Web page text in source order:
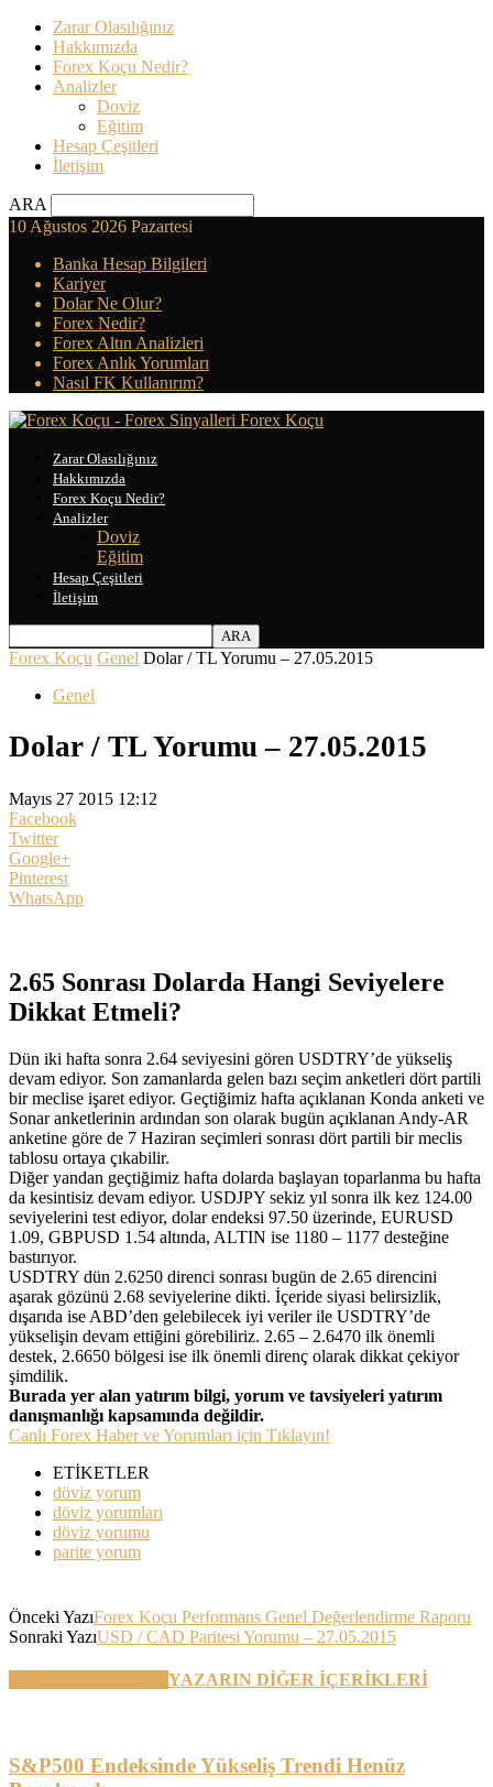
Zarar Olasılığınız
Hakkımızda
Forex Koçu Nedir?
Analizler
Doviz
Eğitim
Hesap Çeşitleri
İletişim
ARA
10 Ağustos 2026 Pazartesi
Banka Hesap Bilgileri
Kariyer
Dolar Ne Olur?
Forex Nedir?
Forex Altın Analizleri
Forex Anlık Yorumları
Nasıl FK Kullanırım?
Forex Koçu
Zarar Olasılığınız
Hakkımızda
Forex Koçu Nedir?
Analizler
Doviz
Eğitim
Hesap Çeşitleri
İletişim
Forex Koçu Genel Dolar / TL Yorumu – 27.05.2015
Genel
Dolar / TL Yorumu – 27.05.2015
Mayıs 27 2015 12:12
Facebook
Twitter
Google+
Pinterest
WhatsApp
2.65 Sonrası Dolarda Hangi Seviyelere
Dikkat Etmeli?
Dün iki hafta sonra 2.64 seviyesini gören USDTRY’de yükseliş
devam ediyor. Son zamanlarda gelen bazı seçim anketleri dört partili
bir meclise işaret ediyor. Geçtiğimiz hafta açıklanan Konda anketi ve
Sonar anketlerinin ardından son olarak bugün açıklanan Andy-AR
anketine göre de 7 Haziran seçimleri sonrası dört partili bir meclis
tablosu ortaya çıkabilir.
Diğer yandan geçtiğimiz hafta dolarda başlayan toparlanma bu hafta
da kesintisiz devam ediyor. USDJPY sekiz yıl sonra ilk kez 124.00
seviyelerini test ediyor, dolar endeksi 97.50 üzerinde, EURUSD
1.09, GBPUSD 1.54 altında, ALTIN ise 1180 – 1177 desteğine
bastırıyor.
USDTRY dün 2.6250 direnci sonrası bugün de 2.65 direncini
aşarak gözünü 2.68 seviyelerine dikti. İçeride siyasi belirsizlik,
dışarıda ise ABD’den gelebilecek iyi veriler ile USDTRY’de
yükselişin devam ettiğini görebiliriz. 2.65 – 2.6470 ilk önemli
destek, 2.6650 bölgesi ise ilk önemli direnç olarak dikkat çekiyor
şimdilik.
Burada yer alan yatırım bilgi, yorum ve tavsiyeleri yatırım
danışmanlığı kapsamında değildir.
Canlı Forex Haber ve Yorumları için Tıklayın!
ETİKETLER
döviz yorum
döviz yorumları
döviz yorumu
parite yorum
Önceki YazıForex Koçu Performans Genel Değerlendirme Raporu
Sonraki YazıUSD / CAD Paritesi Yorumu – 27.05.2015
YAZARIN DİĞER İÇERİKLERİ
S&P500 Endeksinde Yükseliş Trendi Henüz